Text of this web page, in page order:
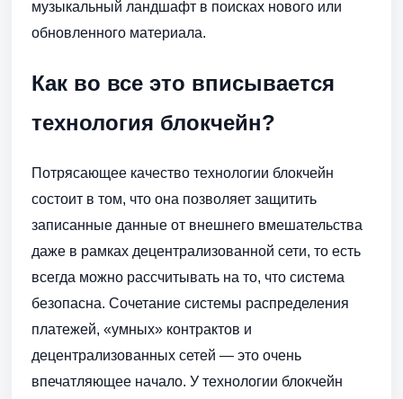
музыкальный ландшафт в поисках нового или
обновленного материала.
Как во все это вписывается
технология блокчейн?
Потрясающее качество технологии блокчейн
состоит в том, что она позволяет защитить
записанные данные от внешнего вмешательства
даже в рамках децентрализованной сети, то есть
всегда можно рассчитывать на то, что система
безопасна. Сочетание системы распределения
платежей, «умных» контрактов и
децентрализованных сетей — это очень
впечатляющее начало. У технологии блокчейн